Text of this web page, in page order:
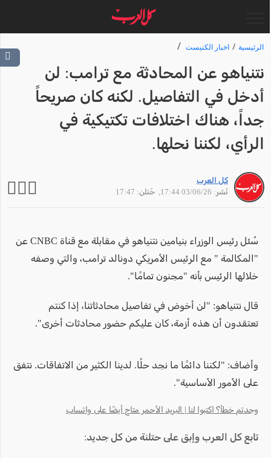
الرئيسية اخبار الكنيست
نتنياهو عن المحادثة مع ترامب: لن
أدخل في التفاصيل. لكنه كان صريحاً
جداً، هناك اختلافات تكتيكية في
الرأي، لكننا نحلها.
كل العرب
نُشر: 03/06/26 17:44
, حُتلن: 17:47
سُئل رئيس الوزراء بنيامين نتنياهو في مقابلة مع قناة CNBC عن
"المكالمة " مع الرئيس الأمريكي دونالد ترامب، والتي وصفه
خلالها الرئيس بأنه "مجنون تمامًا".
قال نتنياهو: "لن أخوض في تفاصيل محادثاتنا، إذا كنتم
تعتقدون أن هذه أزمة، كان عليكم حضور محادثات أخرى".
وأضاف: "لكننا دائمًا ما نجد حلًا. لدينا الكثير من الاتفاقات. نتفق
على الأمور الأساسية".
وجدتم خطأ؟ اكتبوا لنا | البريد الأحمر متاح أيضًا على واتساب
تابع كل العرب وإبق على حتلنة من كل جديد: